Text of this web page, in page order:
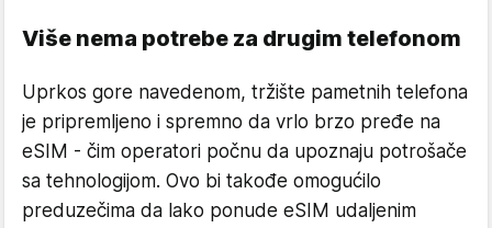
Više nema potrebe za drugim telefonom
Uprkos gore navedenom, tržište pametnih telefona
je pripremljeno i spremno da vrlo brzo pređe na
eSIM - čim operatori počnu da upoznaju potrošače
sa tehnologijom. Ovo bi takođe omogućilo
preduzečima da lako ponude eSIM udaljenim